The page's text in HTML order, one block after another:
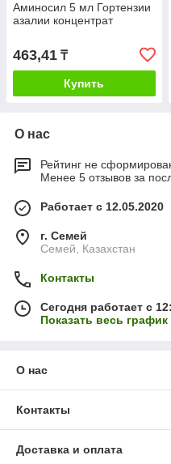
Аминосил 5 мл Гортензии
азалии концентрат
463,41 ₸
Купить
О нас
Рейтинг не
Менее 5 отзывов за
Работает с 12.05.2020
г. Семей
Семей, Казахстан
Контакты
Сегодня работает с
Показать весь
О нас
Контакты
Доставка и оплата